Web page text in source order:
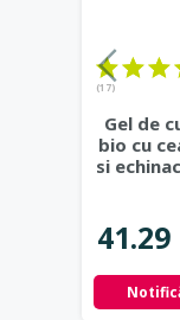
(17)
Gel de
bio cu
si
41.29